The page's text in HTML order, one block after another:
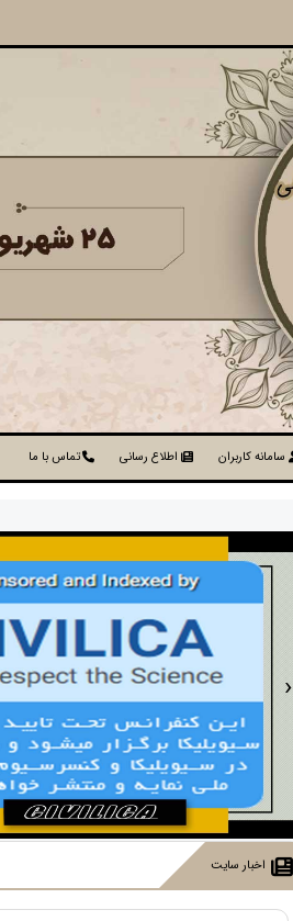
سامانه کاربران اطلاع رسانی تماس با ما
›
اخبار سایت